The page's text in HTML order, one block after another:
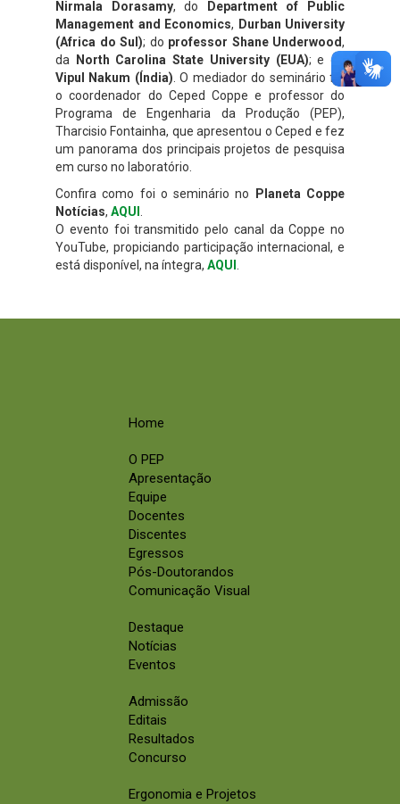
Nirmala Dorasamy, do
Department of Public
Management and Economics, Durban University
(Africa do Sul); do professor Shane Underwood,
da
North Carolina State University (EUA); e de
Vipul Nakum (Índia). O mediador do seminário foi
o coordenador do Ceped Coppe e professor do
Programa de Engenharia da Produção (PEP),
Tharcisio Fontainha, que apresentou o Ceped e fez
um panorama dos principais projetos de pesquisa
em curso no laboratório.
Confira como foi o seminário no
Planeta Coppe
Notícias, AQUI .
O evento foi transmitido pelo canal da Coppe no
YouTube, propiciando participação internacional, e
está disponível, na íntegra, AQUI .
Home
O PEP
Apresentação
Equipe
Docentes
Discentes
Egressos
Pós-Doutorandos
Comunicação Visual
Destaque
Notícias
Eventos
Admissão
Editais
Resultados
Concurso
Ergonomia e Projetos